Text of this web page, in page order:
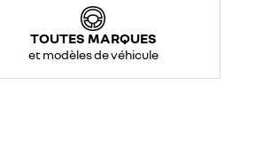
TOUTES MARQUES
et modèles de véhicule